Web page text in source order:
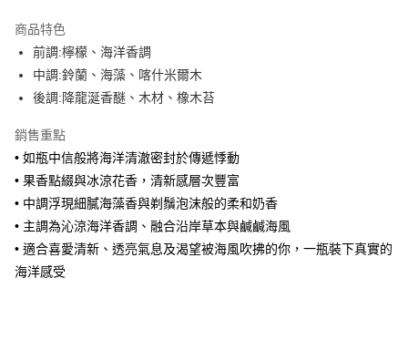
合作金庫商業銀行
華南商業銀行
上海商業儲蓄銀行
國泰世華商業銀行
匯豐（台灣）商業銀行
聯邦商業銀行
遠東國際商業銀行
元大商業銀行
永豐商業銀行
台新國際商業銀行
中國信託商業銀行
台灣樂天信用卡公司
超商取貨付款
LINE Pay
悠遊付
全盈+PAY
AFTEE先享後付
相關說明
【關於「AFTEE先享後付」】
AFTEE先享後付是「在收到商品之後才付款」的支付方式。 讓您購物簡單
ATM付款
商品特色
前調:檸檬、海洋⾹調
中調:鈴蘭、海藻、喀什⽶爾⽊
後調:降⿓涎⾹醚、⽊材、橡⽊苔
銷售重點
• 如瓶中信般將海洋清澈密封於傳遞悸動
• 果⾹點綴與冰涼花⾹，清新感層次豐富
• 中調浮現細膩海藻⾹與剃鬚泡沫般的柔和奶⾹
• 主調為沁涼海洋⾹調、融合沿岸草本與鹹鹹海⾵
• 適合喜愛清新、透亮氣息及渴望被海⾵吹拂的你，⼀瓶裝下真實的
海洋感受